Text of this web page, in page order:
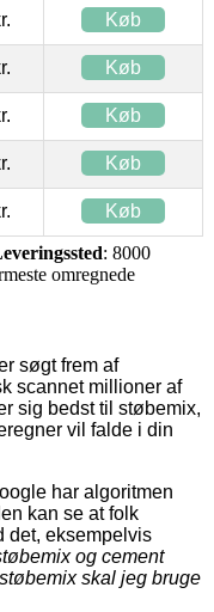
Køb
Køb
Køb
Køb
Køb
: 8000
omregnede
søgt frem af
scannet millioner af
sig bedst til støbemix,
vil falde i din
har algoritmen
kan se at folk
det, eksempelvis
og cement
skal jeg bruge